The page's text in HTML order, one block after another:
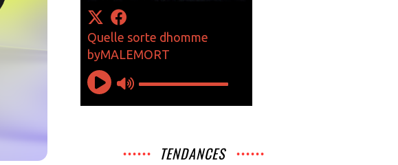
TENDANCES